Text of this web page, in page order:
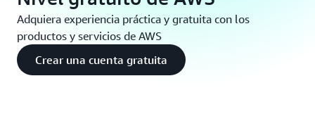
Adquiera experiencia práctica y gratuita con los
productos y servicios de AWS
Crear una cuenta gratuita